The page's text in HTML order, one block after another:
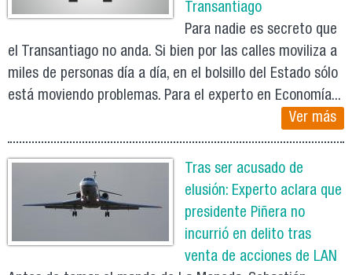
Transantiago
Para nadie es secreto que
el Transantiago no anda. Si bien por las calles moviliza a
miles de personas día a día, en el bolsillo del Estado sólo
está moviendo problemas. Para el experto en Economía...
Ver más
Tras ser acusado de
elusión: Experto aclara que
presidente Piñera no
incurrió en delito tras
venta de acciones de LAN